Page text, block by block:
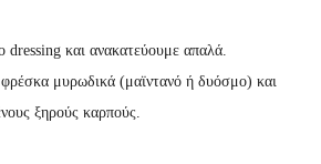
dressing και ανακατεύουμε απαλά.
μυρωδικά (μαϊντανό ή δυόσμο) και
ξηρούς καρπούς.